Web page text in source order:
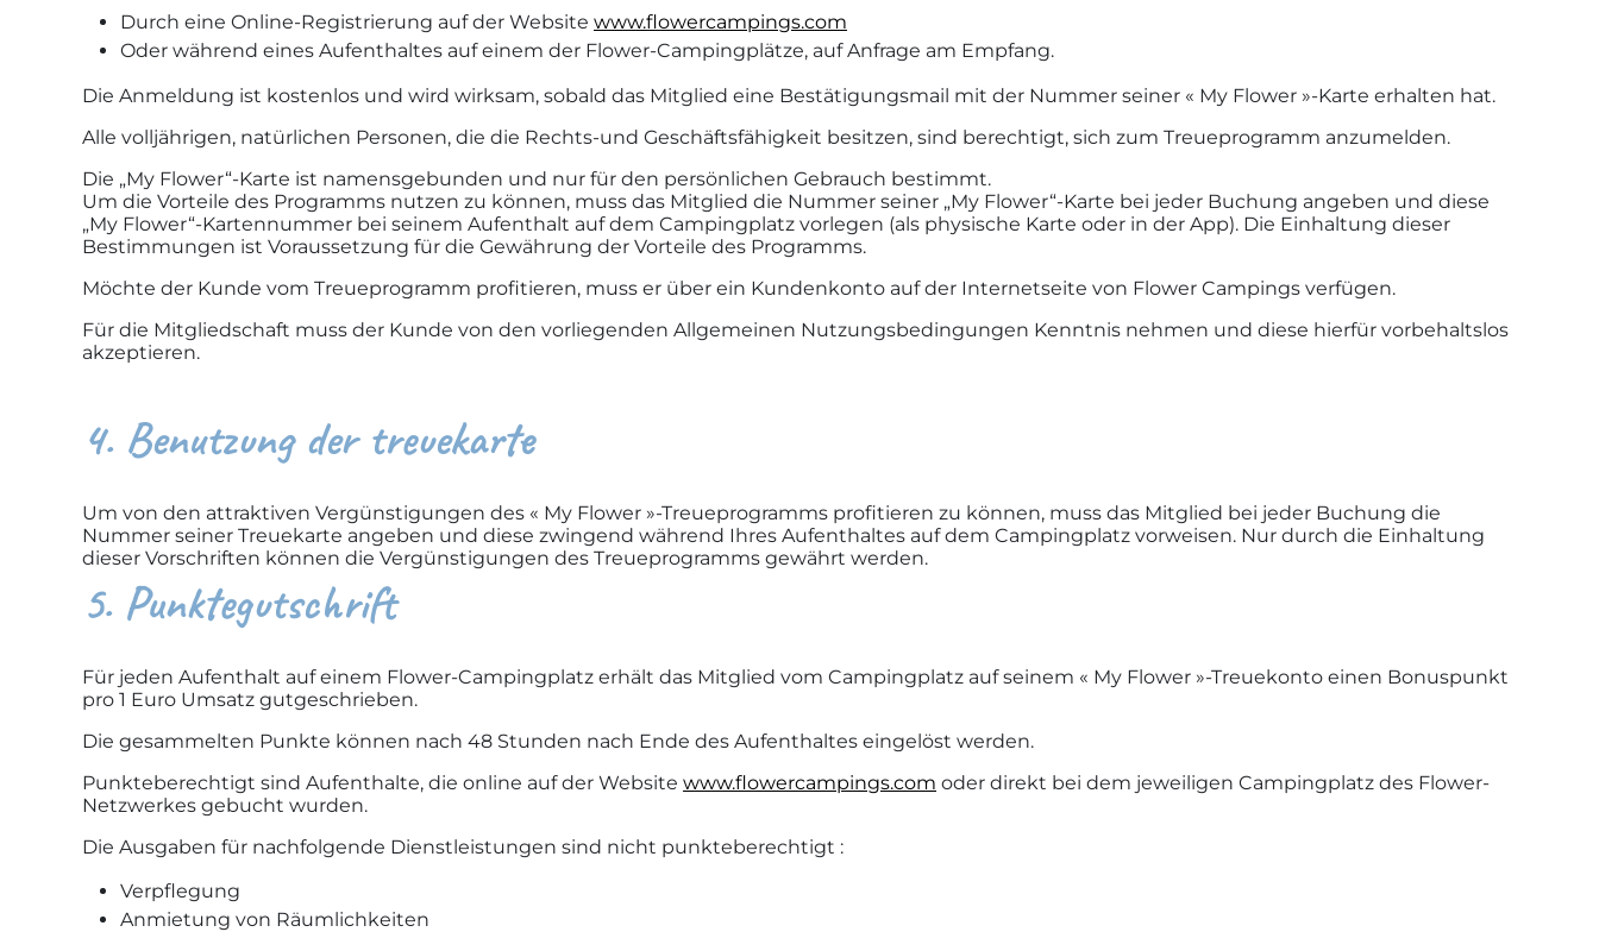
Durch eine Online-Registrierung auf der Website www.flowercampings.com
Oder während eines Aufenthaltes auf einem der Flower-Campingplätze, auf Anfrage am Empfang.
Die Anmeldung ist kostenlos und wird wirksam, sobald das Mitglied eine Bestätigungsmail mit der Nummer seiner « My Flower »-Karte erhalten hat.
Alle volljährigen, natürlichen Personen, die die Rechts-und Geschäftsfähigkeit besitzen, sind berechtigt, sich zum Treueprogramm anzumelden.
Die „My Flower“-Karte ist namensgebunden und nur für den persönlichen Gebrauch bestimmt.
Um die Vorteile des Programms nutzen zu können, muss das Mitglied die Nummer seiner „My Flower“-Karte bei jeder Buchung angeben und diese
„My Flower“-Kartennummer bei seinem Aufenthalt auf dem Campingplatz vorlegen (als physische Karte oder in der App). Die Einhaltung dieser
Bestimmungen ist Voraussetzung für die Gewährung der Vorteile des Programms.
Möchte der Kunde vom Treueprogramm profitieren, muss er über ein Kundenkonto auf der Internetseite von Flower Campings verfügen.
Für die Mitgliedschaft muss der Kunde von den vorliegenden Allgemeinen Nutzungsbedingungen Kenntnis nehmen und diese hierfür vorbehaltslos
akzeptieren.
4. Benutzung der treuekarte
Um von den attraktiven Vergünstigungen des « My Flower »-Treueprogramms profitieren zu können, muss das Mitglied bei jeder Buchung die
Nummer seiner Treuekarte angeben und diese zwingend während Ihres Aufenthaltes auf dem Campingplatz vorweisen. Nur durch die Einhaltung
dieser Vorschriften können die Vergünstigungen des Treueprogramms gewährt werden.
5. Punktegutschrift
Für jeden Aufenthalt auf einem Flower-Campingplatz erhält das Mitglied vom Campingplatz auf seinem « My Flower »-Treuekonto einen Bonuspunkt
pro 1 Euro Umsatz gutgeschrieben.
Die gesammelten Punkte können nach 48 Stunden nach Ende des Aufenthaltes eingelöst werden.
Punkteberechtigt sind Aufenthalte, die online auf der Website www.flowercampings.com oder direkt bei dem jeweiligen Campingplatz des Flower-
Netzwerkes gebucht wurden.
Die Ausgaben für nachfolgende Dienstleistungen sind nicht punkteberechtigt :
Verpflegung
Anmietung von Räumlichkeiten